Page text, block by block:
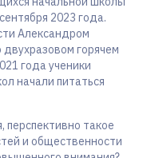
2023 года.
Александром
горячем
года ученики
начали питаться
перспективно такое
и общественности